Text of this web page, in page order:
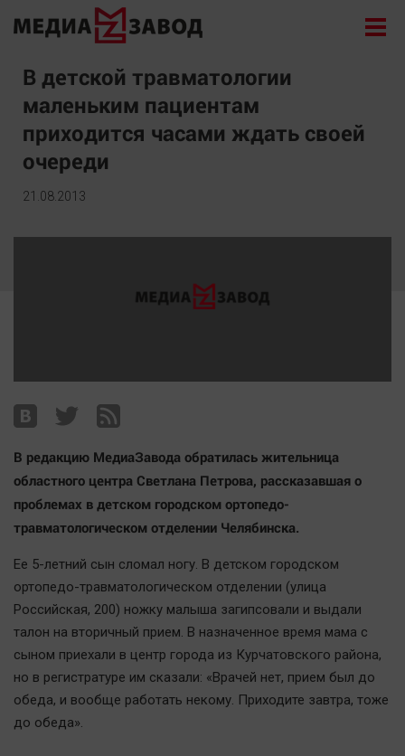
Новости
Экономика
Происшествия
Общество
Политика
Архив
Наша победа
Политика
Экономика
Происшествия
Здоровье
Культура
Курилка
Мнения
Спорт
Технологии
В детской травматологии
маленьким пациентам
приходится часами ждать своей
очереди
21.08.2013
В редакцию МедиаЗавода обратилась жительница
областного центра Светлана Петрова, рассказавшая о
проблемах в детском городском ортопедо-
травматологическом отделении Челябинска.
Ее 5-летний сын сломал ногу. В детском городском
ортопедо-травматологическом отделении (улица
Российская, 200) ножку малыша загипсовали и выдали
талон на вторичный прием. В назначенное время мама с
сыном приехали в центр города из Курчатовского района,
но в регистратуре им сказали: «Врачей нет, прием был до
обеда, и вообще работать некому. Приходите завтра, тоже
до обеда».